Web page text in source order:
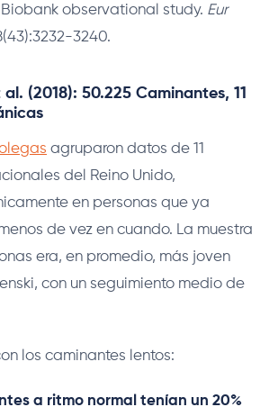
observational study. Eur
3240.
(2018): 50.225 Caminantes, 11
agruparon datos de 11
del Reino Unido,
en personas que ya
de vez en cuando. La muestra
era, en promedio, más joven
con un seguimiento medio de
los caminantes lentos:
a ritmo normal tenían un 20%